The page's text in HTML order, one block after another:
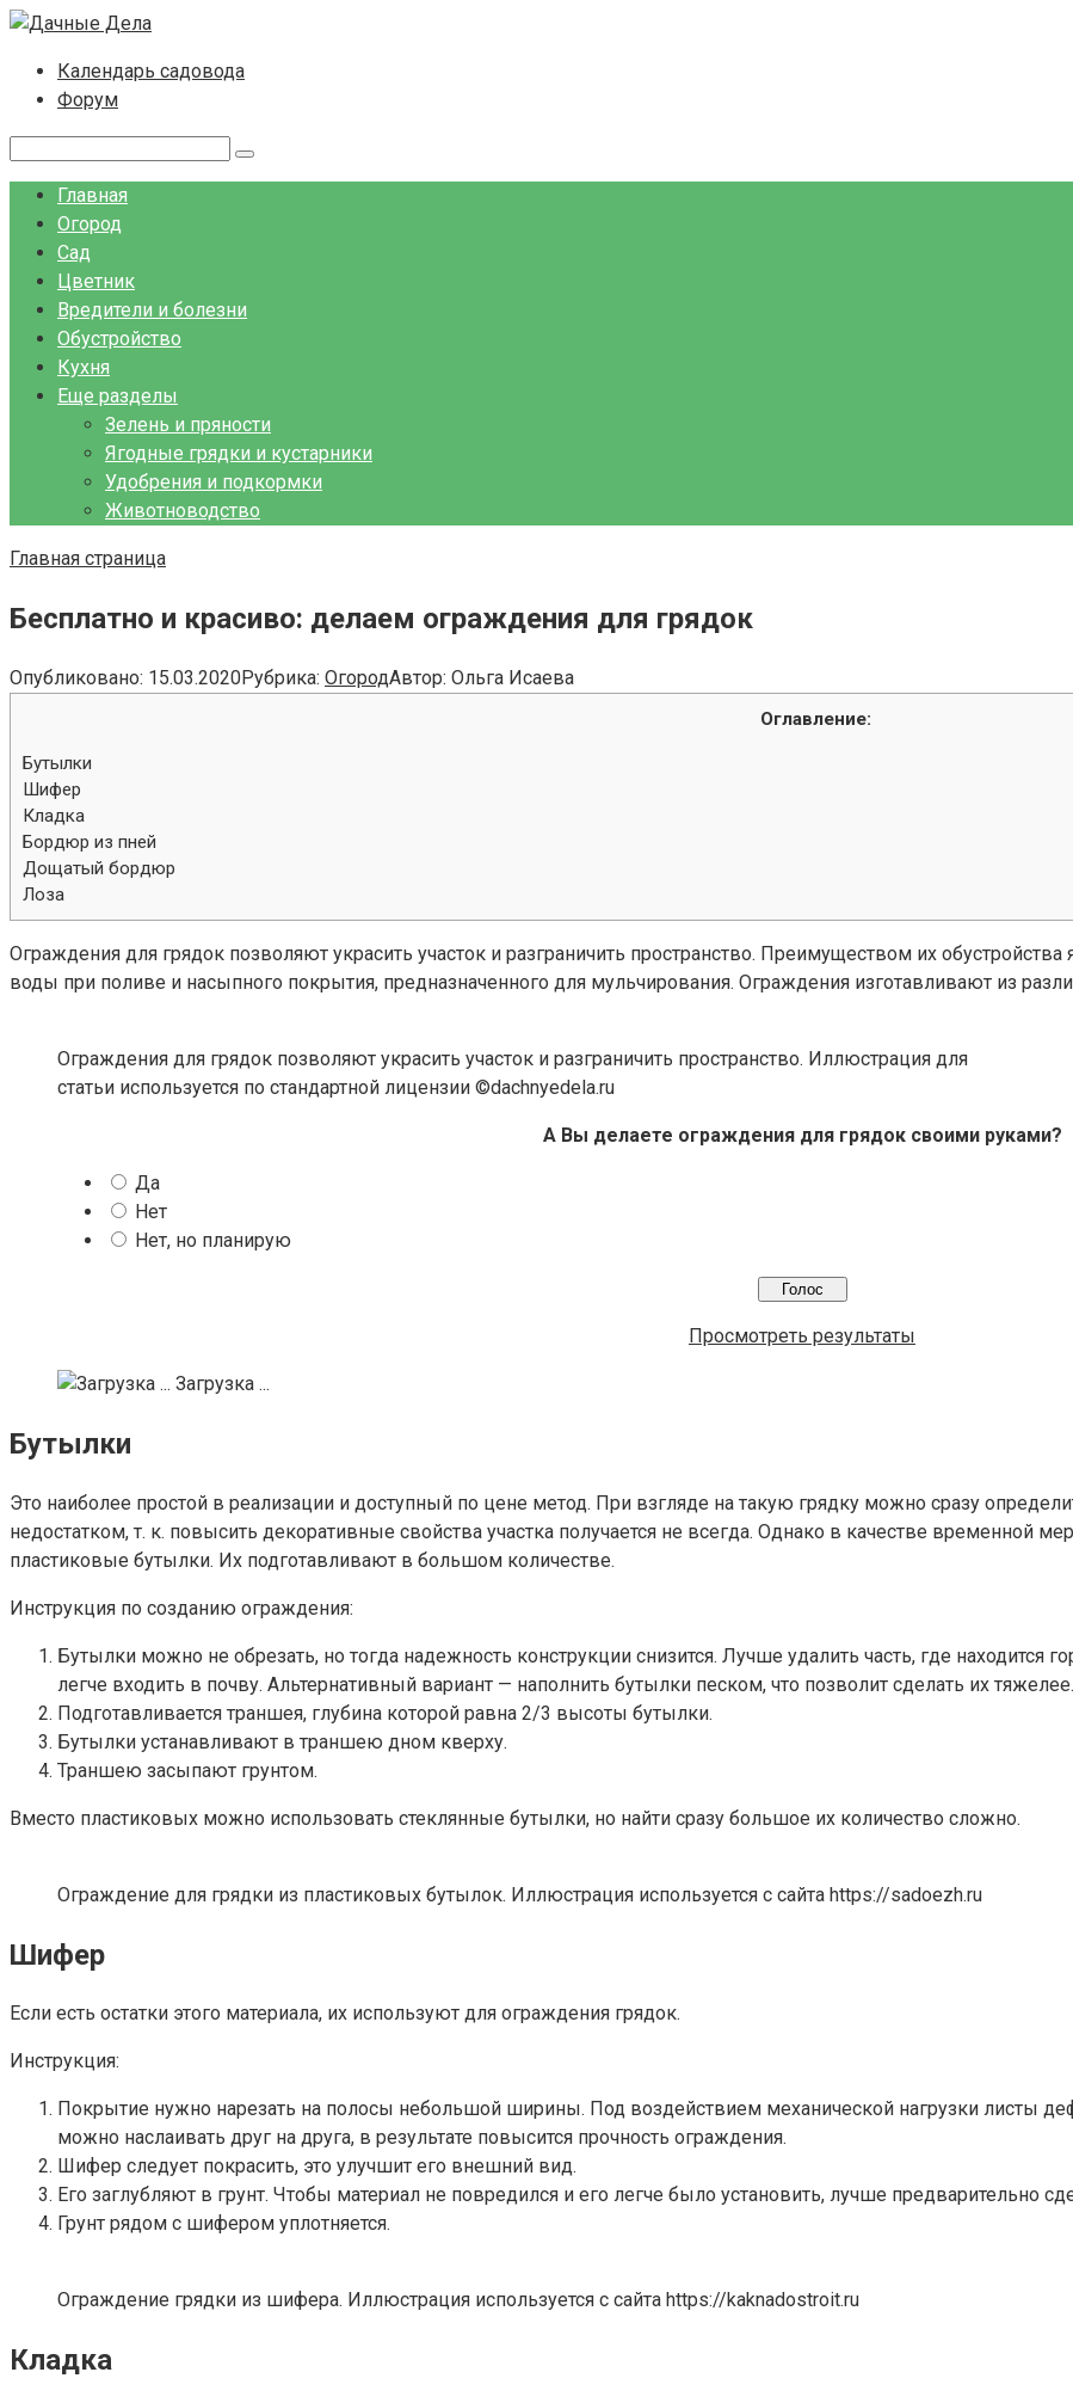
Перейти
контентуКалендарь садовода
Форум
Главная
Огород
Сад
Цветник
Вредители и болезни
Обустройство
Кухня
Еще разделы
Зелень и пряности
Ягодные грядки и кустарники
Удобрения и подкормки
Животноводство
Главная страница
Бесплатно и красиво: делаем ограждения для грядок
Опубликовано: 15.03.2020Рубрика: ОгородАвтор: Ольга Исаева
Оглавление:
Бутылки
Шифер
Кладка
Бордюр из пней
Дощатый бордюр
Лоза
Ограждения для грядок позволяют украсить участок и разграничить пространство. Преимуществом их обустройства
воды при поливе и насыпного покрытия, предназначенного для мульчирования. Ограждения изготавливают из
Ограждения для грядок позволяют украсить участок и разграничить пространство. Иллюстрация для
статьи используется по стандартной лицензии ©dachnyedela.ru
А Вы делаете ограждения для грядок своими руками?
Да
Нет
Нет, но планирую
Просмотреть результаты
Загрузка ...
Бутылки
Это наиболее простой в реализации и доступный по цене метод. При взгляде на такую грядку можно сразу
недостатком, т. к. повысить декоративные свойства участка получается не всегда. Однако в качестве временной
пластиковые бутылки. Их подготавливают в большом количестве.
Инструкция по созданию ограждения:
Бутылки можно не обрезать, но тогда надежность конструкции снизится. Лучше удалить часть, где находится
легче входить в почву. Альтернативный вариант — наполнить бутылки песком, что позволит сделать их тяжелее.
Подготавливается траншея, глубина которой равна 2/3 высоты бутылки.
Бутылки устанавливают в траншею дном кверху.
Траншею засыпают грунтом.
Вместо пластиковых можно использовать стеклянные бутылки, но найти сразу большое их количество сложно.
Ограждение для грядки из пластиковых бутылок. Иллюстрация используется с сайта https://sadoezh.ru
Шифер
Если есть остатки этого материала, их используют для ограждения грядок.
Инструкция:
Покрытие нужно нарезать на полосы небольшой ширины. Под воздействием механической нагрузки листы
можно наслаивать друг на друга, в результате повысится прочность ограждения.
Шифер следует покрасить, это улучшит его внешний вид.
Его заглубляют в грунт. Чтобы материал не повредился и его легче было установить, лучше
Грунт рядом с шифером уплотняется.
Ограждение грядки из шифера. Иллюстрация используется с сайта https://kaknadostroit.ru
Кладка